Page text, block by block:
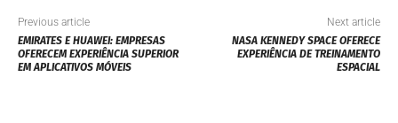
Previous article
EMIRATES E HUAWEI: EMPRESAS
OFERECEM EXPERIÊNCIA SUPERIOR
EM APLICATIVOS MÓVEIS
Next article
NASA KENNEDY SPACE OFERECE
EXPERIÊNCIA DE TREINAMENTO
ESPACIAL